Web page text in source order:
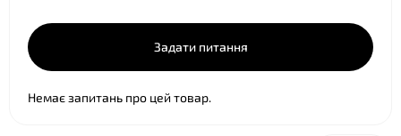
Задати питання
Немає запитань про цей товар.